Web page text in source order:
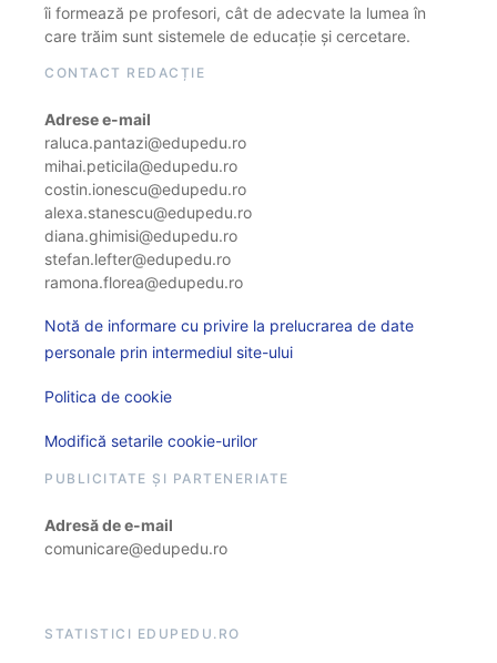
îi formează pe profesori, cât de adecvate la lumea în
care trăim sunt sistemele de educație și cercetare.
CONTACT REDACȚIE
Adrese e-mail
raluca.pantazi@edupedu.ro
mihai.peticila@edupedu.ro
costin.ionescu@edupedu.ro
alexa.stanescu@edupedu.ro
diana.ghimisi@edupedu.ro
stefan.lefter@edupedu.ro
ramona.florea@edupedu.ro
Notă de informare cu privire la prelucrarea de date
personale prin intermediul site-ului
Politica de cookie
Modifică setarile cookie-urilor
PUBLICITATE ȘI PARTENERIATE
Adresă de e-mail
comunicare@edupedu.ro
STATISTICI EDUPEDU.RO